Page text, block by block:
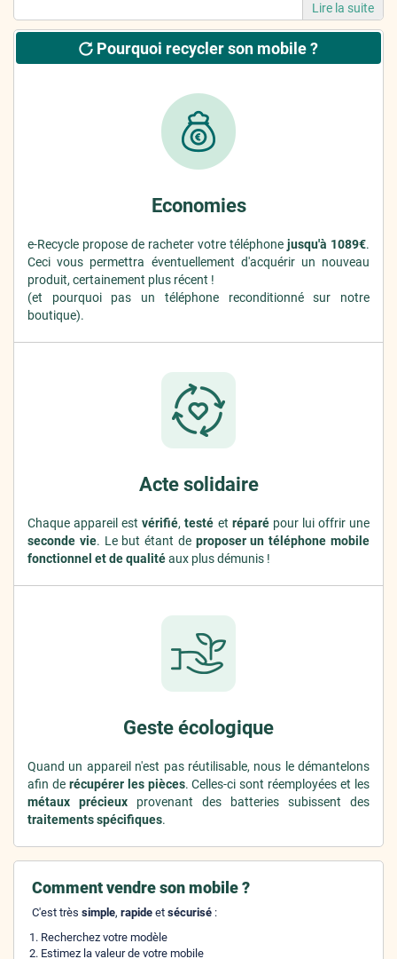
Lire la suite
Pourquoi recycler son mobile ?
Economies
e-Recycle propose de racheter votre téléphone jusqu'à 1089€.
Ceci vous permettra éventuellement d'acquérir un nouveau
produit, certainement plus récent !
(et pourquoi pas un téléphone reconditionné sur notre
boutique).
Acte solidaire
Chaque appareil estvérifié,testé et réparépour lui offrir une
seconde vie. Le but étant de proposer un téléphone mobile
fonctionnel et de qualitéaux plus démunis !
Geste écologique
Quand un appareil n'est pas réutilisable, nous le démantelons
afin de récupérer les pièces. Celles-ci sont réemployées et les
métaux précieux provenant des batteries subissent des
traitements spécifiques.
Comment vendre son mobile ?
C'est très simple, rapide et sécurisé :
Recherchez votre modèle
Estimez la valeur de votre mobile